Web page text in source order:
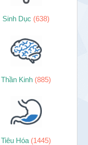
Sinh Dục (638)
Thần Kinh (885)
Tiêu Hóa (1445)